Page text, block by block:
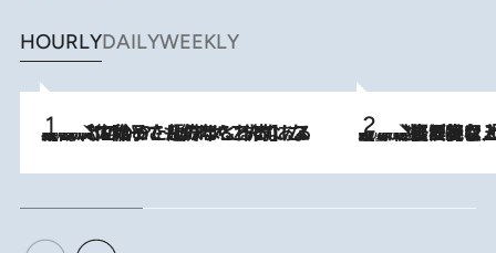
HOURLYDAILYWEEKLY
2026.8.5
【阿川佐和子さんの年とる力】なぜ70代で始めた趣味は“こんなに楽しい”のか？ ピアノ、俳句…スランプに陥っても続けられる“ある秘訣”とは 2026.8.5
【なぜ吉沢亮は「気配を消せる」のか？】興行収入208億の『国宝』を経て挑むミュージカル『ディア・エヴァン・ハンセン』。トップ俳優が舞台上でさらけ出した“孤独”とは